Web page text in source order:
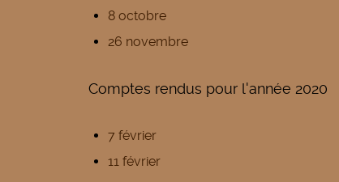
8 octobre
26 novembre
Comptes rendus pour l'année 2020
7 février
11 février